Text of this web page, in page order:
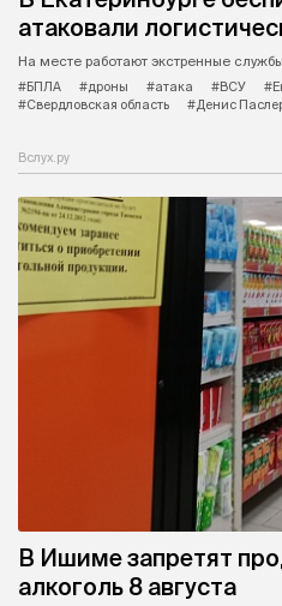
атаковали
На месте работают экстренные службы.
#БПЛА
#дроны #атака #ВСУ
#Свердловская область
#Денис
Вслух.ру
В Ишиме запретят
алкоголь 8 августа